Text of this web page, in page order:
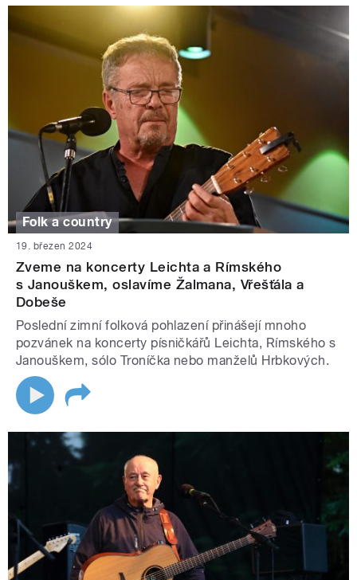
Folk a country
19. březen 2024
Zveme na koncerty Leichta a Rímského
s Janouškem, oslavíme Žalmana, Vřešťála a
Dobeše
Poslední zimní folková pohlazení přinášejí mnoho
pozvánek na koncerty písničkářů Leichta, Rímského s
Janouškem, sólo Troníčka nebo manželů Hrbkových.